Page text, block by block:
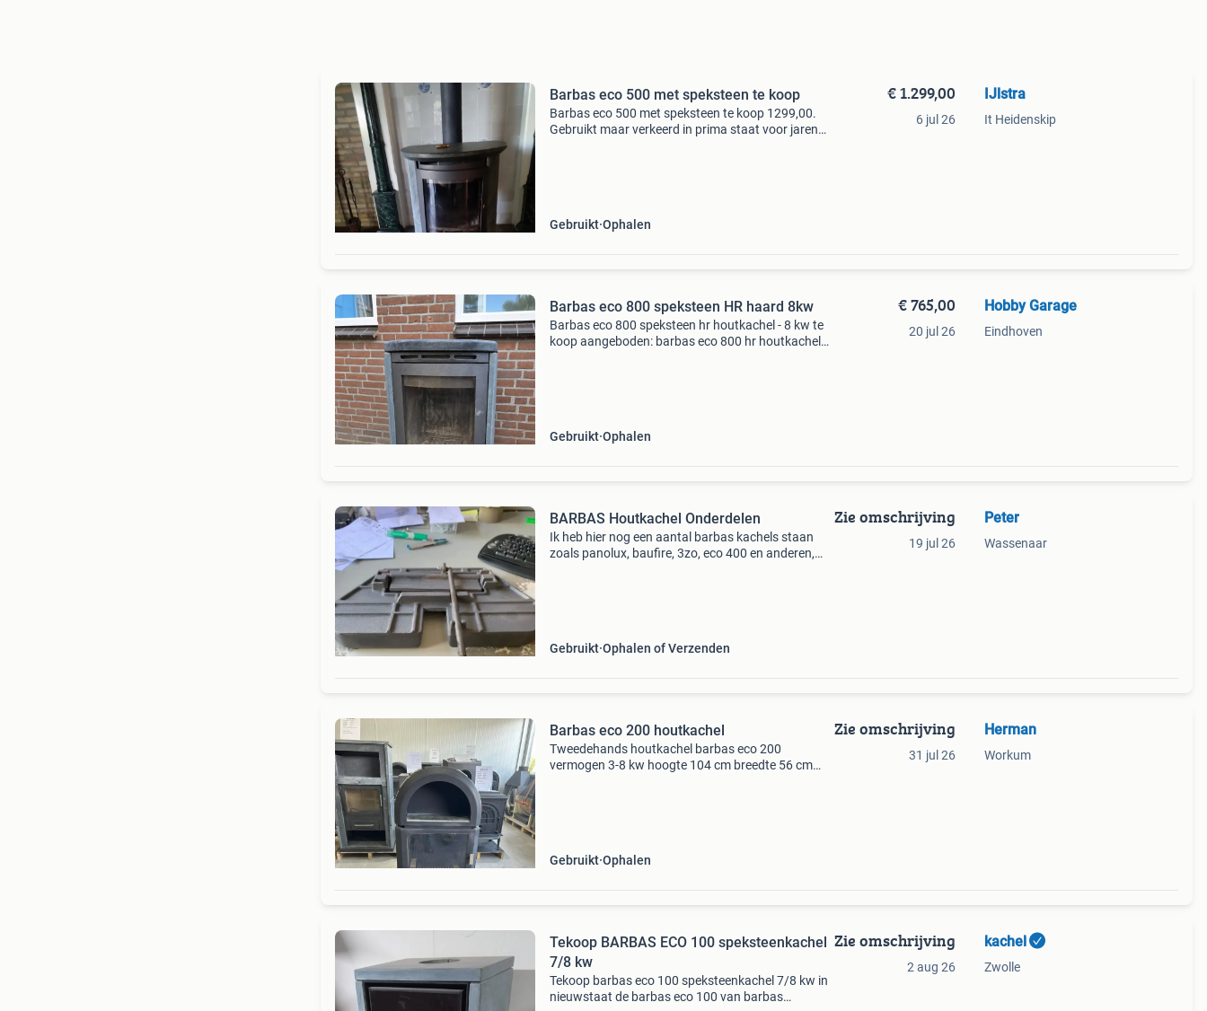
Barbas eco 500 met speksteen te koop
Barbas eco 500 met speksteen te koop 1299,00.
Gebruikt maar verkeerd in prima staat voor jaren
Gebruikt Ophalen
€ 1.299,00
6 jul 26
IJlstra
It Heidenskip
Barbas eco 800 speksteen HR haard 8kw
Barbas eco 800 speksteen hr houtkachel - 8 kw te
koop aangeboden: barbas eco 800 hr houtkachel
Gebruikt Ophalen
€ 765,00
20 jul 26
Hobby Garage
Eindhoven
BARBAS Houtkachel Onderdelen
Ik heb hier nog een aantal barbas kachels staan
zoals panolux, baufire, 3zo, eco 400 en anderen,
Gebruikt Ophalen of Verzenden
Zie omschrijving
19 jul 26
Peter
Wassenaar
Barbas eco 200 houtkachel
Tweedehands houtkachel barbas eco 200
vermogen 3-8 kw hoogte 104 cm breedte 56 cm
Gebruikt Ophalen
Zie omschrijving
31 jul 26
Herman
Workum
Tekoop BARBAS ECO 100 speksteenkachel
7/8 kw
Tekoop barbas eco 100 speksteenkachel 7/8 kw in
nieuwstaat de barbas eco 100 van barbas
Zie omschrijving
2 aug 26
kachel
Zwolle